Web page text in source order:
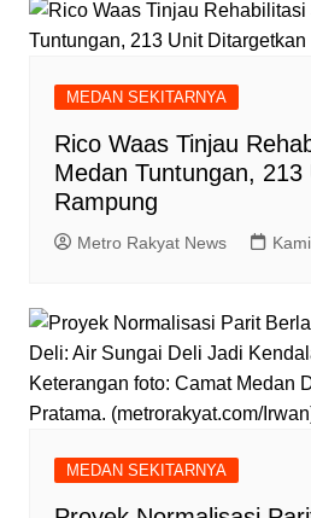
MEDAN SEKITARNYA
Rico Waas Tinjau
Medan Tuntungan,
Rampung
Metro Rakyat News
Keterangan foto: Camat Medan
Pratama. (metrorakyat.com/
MEDAN SEKITARNYA